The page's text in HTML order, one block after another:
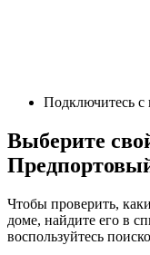
Подключитесь с
Выберите
Чтобы проверить,
доме, найдите его в
воспользуйтесь